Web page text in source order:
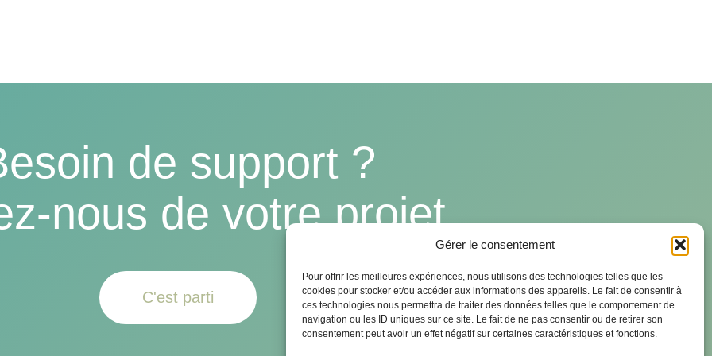
Gérer le consentement
Pour offrir les meilleures expériences, nous utilisons des technologies telles que les
cookies pour stocker et/ou accéder aux informations des appareils. Le fait de consentir à
ces technologies nous permettra de traiter des données telles que le comportement de
navigation ou les ID uniques sur ce site. Le fait de ne pas consentir ou de retirer son
consentement peut avoir un effet négatif sur certaines caractéristiques et fonctions.
de support ?
nous de votre projet
C'est parti